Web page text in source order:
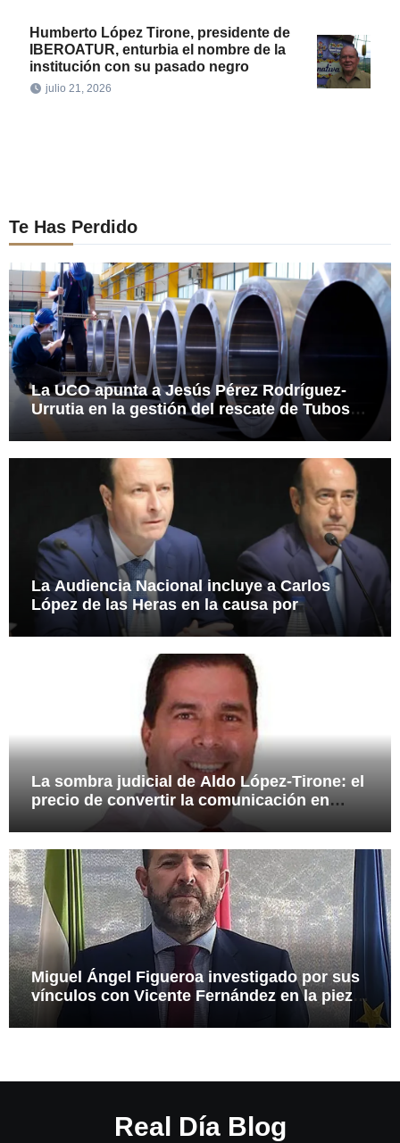
Humberto López Tirone, presidente de
IBEROATUR, enturbia el nombre de la
institución con su pasado negro
julio 21, 2026
Te Has Perdido
La UCO apunta a Jesús Pérez Rodríguez-
Urrutia en la gestión del rescate de Tubos
Reunidos
La Audiencia Nacional incluye a Carlos
López de las Heras en la causa por
presuntas irregularidades en el rescate de
112,8 millones a Tubos Reunidos
La sombra judicial de Aldo López-Tirone: el
precio de convertir la comunicación en
Miguel Ángel Figueroa investigado por sus
vínculos con Vicente Fernández en la pieza
Real Día Blog